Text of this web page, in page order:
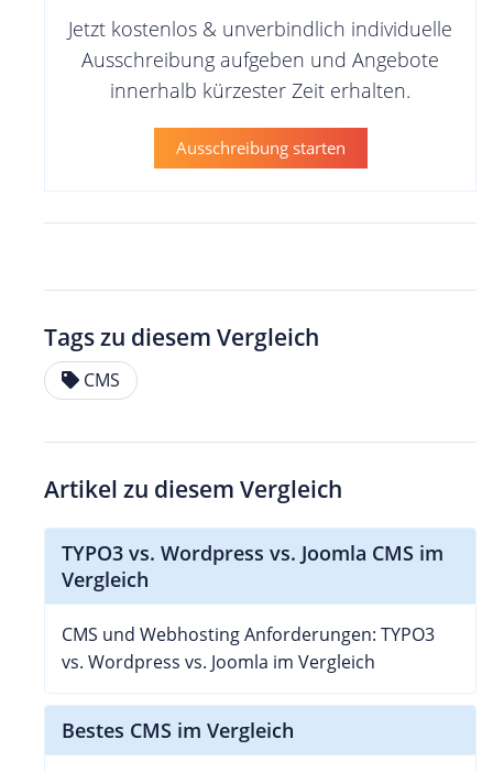
Jetzt kostenlos & unverbindlich individuelle
Ausschreibung aufgeben und Angebote
innerhalb kürzester Zeit erhalten.
Ausschreibung starten
Tags zu diesem Vergleich
CMS
Artikel zu diesem Vergleich
TYPO3 vs. Wordpress vs. Joomla CMS im
Vergleich
CMS und Webhosting Anforderungen: TYPO3
vs. Wordpress vs. Joomla im Vergleich
Bestes CMS im Vergleich